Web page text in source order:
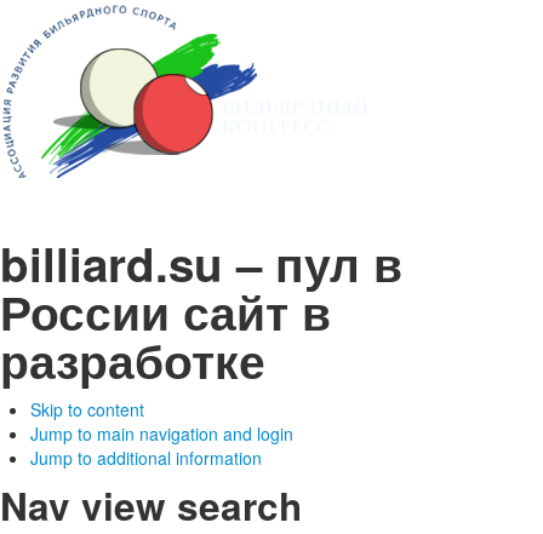
billiard.su – пул в
России сайт в
разработке
Skip to content
Jump to main navigation and login
Jump to additional information
Nav view search